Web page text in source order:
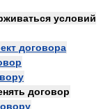
условий
договора
договор